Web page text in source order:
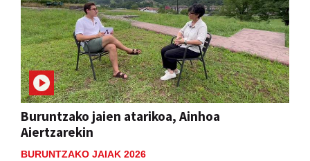
Buruntzako jaien atarikoa, Ainhoa
Aiertzarekin
BURUNTZAKO JAIAK 2026